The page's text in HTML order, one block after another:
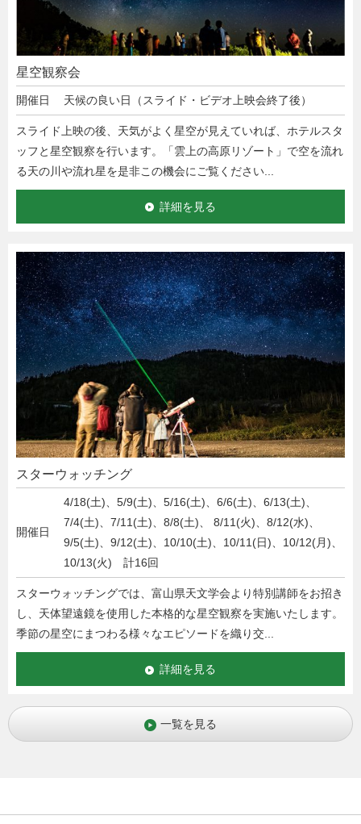
星空観察会
開催日 天候の良い日（スライド・ビデオ上映会終了後）
スライド上映の後、天気がよく星空が見えていれば、ホテルスタ
ッフと星空観察を行います。「雲上の高原リゾート」で空を流れ
る天の川や流れ星を是非この機会にご覧ください...
詳細を見る
スターウォッチング
開催日
4/18(土)、5/9(土)、5/16(土)、6/6(土)、6/13(土)、
7/4(土)、7/11(土)、8/8(土)、 8/11(火)、8/12(水)、
9/5(土)、9/12(土)、10/10(土)、10/11(日)、10/12(月)、
10/13(火) 計16回
スターウォッチングでは、富山県天文学会より特別講師をお招き
し、天体望遠鏡を使用した本格的な星空観察を実施いたします。
季節の星空にまつわる様々なエピソードを織り交...
詳細を見る
一覧を見る